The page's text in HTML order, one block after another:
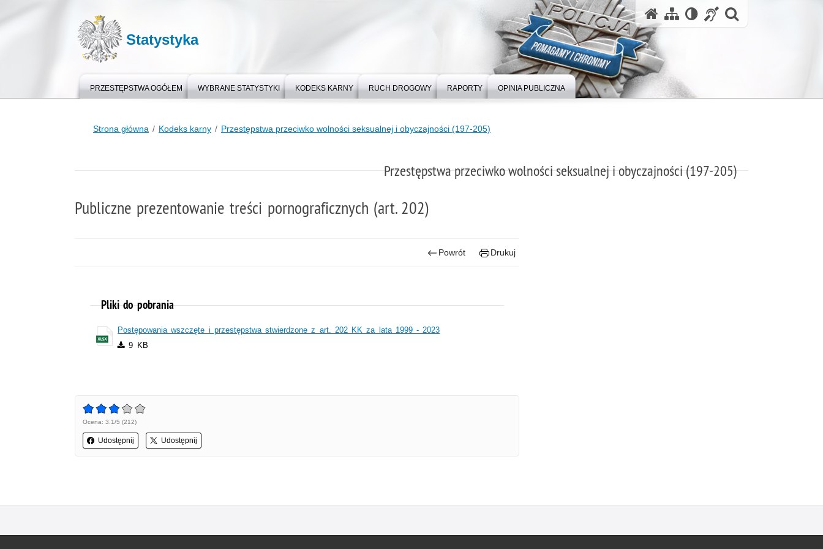
Statystyka
PRZESTĘPSTWA OGÓŁEM WYBRANE STATYSTYKI KODEKS KARNY RUCH DROGOWY RAPORTY OPINIA PUBLICZNA
Strona główna Kodeks karny Przestępstwa przeciwko wolności seksualnej i obyczajności (197-205)
Przestępstwa przeciwko wolności seksualnej i obyczajności (197-205)
Publiczne prezentowanie treści pornograficznych (art. 202)
Powrót Drukuj
Pliki do pobrania
Postępowania wszczęte i przestępstwa stwierdzone z art. 202 KK za lata 1999 - 2023
9 KB
Ocena: 3.1/5 (212)
Udostępnij Udostępnij